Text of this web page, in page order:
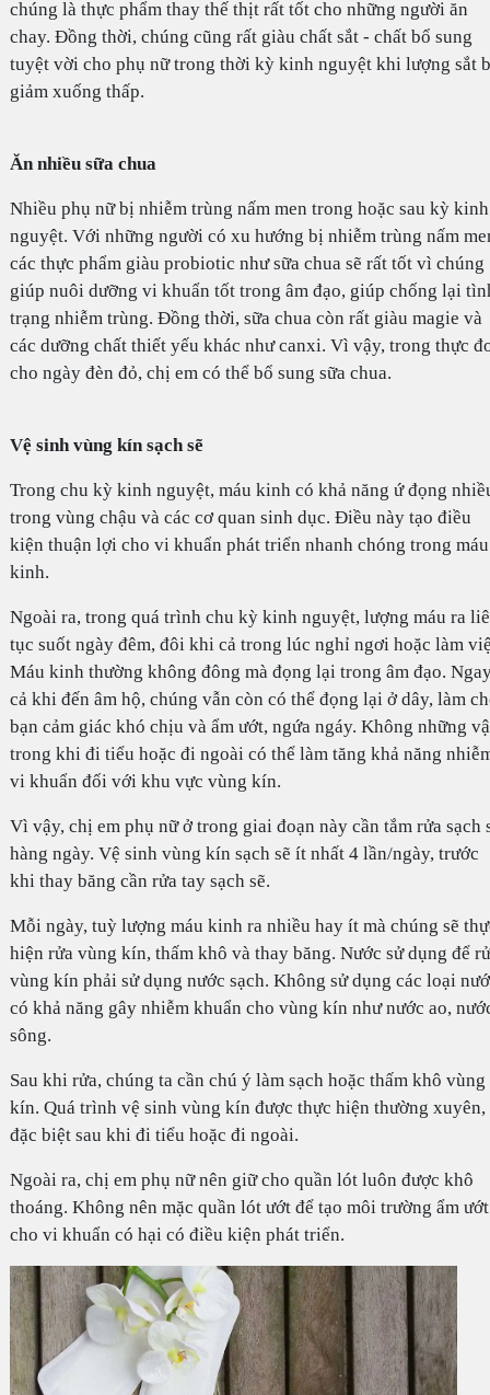
chúng là thực phẩm thay thế thịt rất tốt cho những người ăn
chay. Đồng thời, chúng cũng rất giàu chất sắt - chất bổ sung
tuyệt vời cho phụ nữ trong thời kỳ kinh nguyệt khi lượng sắt
giảm xuống thấp.
Ăn nhiều sữa chua
Nhiều phụ nữ bị nhiễm trùng nấm men trong hoặc sau kỳ kinh
nguyệt. Với những người có xu hướng bị nhiễm trùng nấm
các thực phẩm giàu probiotic như sữa chua sẽ rất tốt vì chúng
giúp nuôi dưỡng vi khuẩn tốt trong âm đạo, giúp chống lại
trạng nhiễm trùng. Đồng thời, sữa chua còn rất giàu magie và
các dưỡng chất thiết yếu khác như canxi. Vì vậy, trong thực
cho ngày đèn đỏ, chị em có thể bổ sung sữa chua.
Vệ sinh vùng kín sạch sẽ
Trong chu kỳ kinh nguyệt, máu kinh có khả năng ứ đọng
trong vùng chậu và các cơ quan sinh dục. Điều này tạo điều
kiện thuận lợi cho vi khuẩn phát triển nhanh chóng trong máu
kinh.
Ngoài ra, trong quá trình chu kỳ kinh nguyệt, lượng máu ra
tục suốt ngày đêm, đôi khi cả trong lúc nghỉ ngơi hoặc làm
Máu kinh thường không đông mà đọng lại trong âm đạo.
cả khi đến âm hộ, chúng vẫn còn có thể đọng lại ở dây, làm
bạn cảm giác khó chịu và ẩm ướt, ngứa ngáy. Không những
trong khi đi tiểu hoặc đi ngoài có thể làm tăng khả năng
vi khuẩn đối với khu vực vùng kín.
Vì vậy, chị em phụ nữ ở trong giai đoạn này cần tắm rửa sạch
hàng ngày. Vệ sinh vùng kín sạch sẽ ít nhất 4 lần/ngày, trước
khi thay băng cần rửa tay sạch sẽ.
Mỗi ngày, tuỳ lượng máu kinh ra nhiều hay ít mà chúng sẽ
hiện rửa vùng kín, thấm khô và thay băng. Nước sử dụng để
vùng kín phải sử dụng nước sạch. Không sử dụng các loại
có khả năng gây nhiễm khuẩn cho vùng kín như nước ao,
sông.
Sau khi rửa, chúng ta cần chú ý làm sạch hoặc thấm khô vùng
kín. Quá trình vệ sinh vùng kín được thực hiện thường xuyên,
đặc biệt sau khi đi tiểu hoặc đi ngoài.
Ngoài ra, chị em phụ nữ nên giữ cho quần lót luôn được khô
thoáng. Không nên mặc quần lót ướt để tạo môi trường ẩm ướt
cho vi khuẩn có hại có điều kiện phát triển.